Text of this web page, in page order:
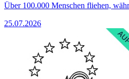
Über 100.000 Menschen fliehen,
25.07.2026